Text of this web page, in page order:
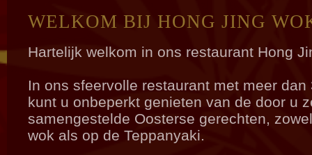
WELKOM BIJ HONG JING
Hartelijk welkom in ons restaurant Hong
In ons sfeervolle restaurant met meer
kunt u onbeperkt genieten van de door u
samengestelde Oosterse gerechten,
wok als op de Teppanyaki.